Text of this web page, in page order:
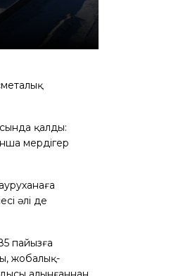
қалды:
мердігер
әлі де
пайызға
жобалық-